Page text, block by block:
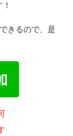
きるので、是